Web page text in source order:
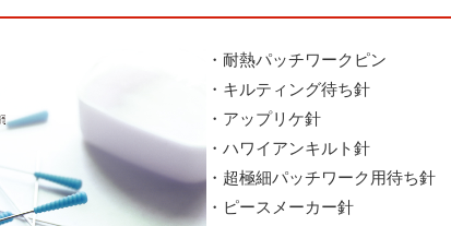
・耐熱パッチワークピン
・キルティング待ち針
・アップリケ針
・ハワイアンキルト針
・超極細パッチワーク用待ち針
・ピースメーカー針